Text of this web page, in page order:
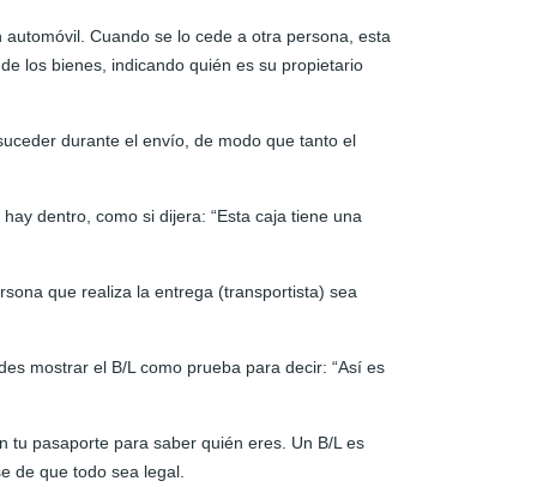
Cuando se lo cede a otra persona, esta
los bienes, indicando quién es su propietario
durante el envío, de modo que tanto el
dentro, como si dijera: “Esta caja tiene una
que realiza la entrega (transportista) sea
mostrar el B/L como prueba para decir: “Así es
tu pasaporte para saber quién eres. Un B/L es
de que todo sea legal.